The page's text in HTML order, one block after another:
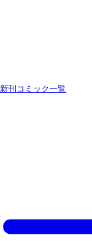
新刊コミック一覧